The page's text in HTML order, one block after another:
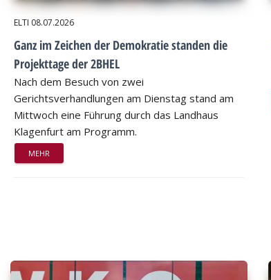
ELTI 08.07.2026
Ganz im Zeichen der Demokratie standen die
Projekttage der 2BHEL
Nach dem Besuch von zwei
Gerichtsverhandlungen am Dienstag stand am
Mittwoch eine Führung durch das Landhaus
Klagenfurt am Programm.
MEHR